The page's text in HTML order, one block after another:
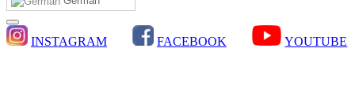
INSTAGRAM FACEBOOK YOUTUBE